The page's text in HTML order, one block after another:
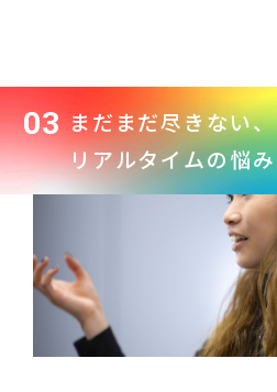
03 まだまだ尽きない、
リアルタイムの悩み